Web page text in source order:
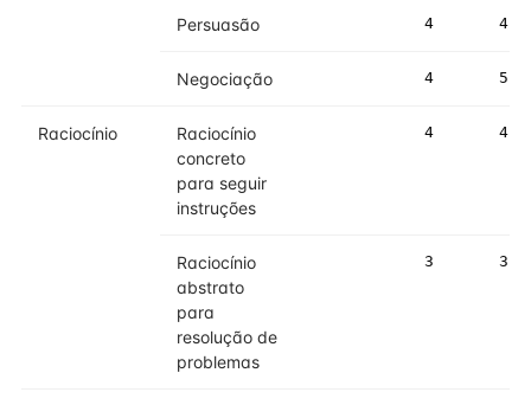
Persuasão 4 4
Negociação 4 5
Raciocínio
Raciocínio
concreto
para seguir
instruções
4 4
Raciocínio
abstrato
para
resolução de
problemas
3 3